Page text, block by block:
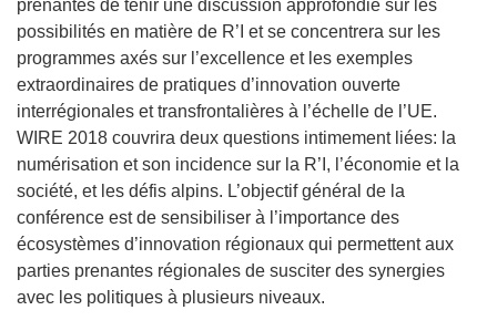
prenantes de tenir une discussion approfondie sur les
possibilités en matière de R’I et se concentrera sur les
programmes axés sur l’excellence et les exemples
extraordinaires de pratiques d’innovation ouverte
interrégionales et transfrontalières à l’échelle de l’UE.
WIRE 2018 couvrira deux questions intimement liées: la
numérisation et son incidence sur la R’I, l’économie et la
société, et les défis alpins. L’objectif général de la
conférence est de sensibiliser à l’importance des
écosystèmes d’innovation régionaux qui permettent aux
parties prenantes régionales de susciter des synergies
avec les politiques à plusieurs niveaux.